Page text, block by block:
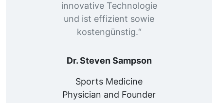
und ist effizient sowie
kostengünstig.“
Physician and Founder
Orthohealing Center